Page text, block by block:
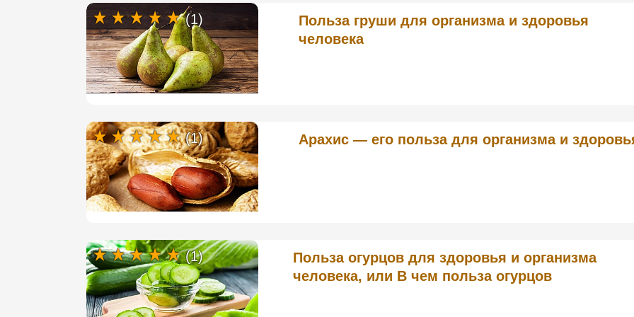
Польза груши для организма и здоровья
человека
(1)
Арахис — его польза для организма и
(1)
Польза огурцов для здоровья и организма
человека, или В чем польза огурцов
(1)